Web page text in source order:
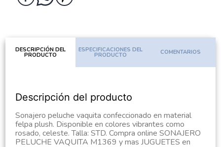
DESCRIPCIÓN DEL
PRODUCTO
ESPECIFICACIONES DEL
PRODUCTO COMENTARIOS
Descripción del producto
Sonajero peluche vaquita confeccionado en material
felpa plush. Disponible en colores vibrantes como
rosado, celeste. Talla: STD. Compra online SONAJERO
PELUCHE VAQUITA M1369 y mas JUGUETES en